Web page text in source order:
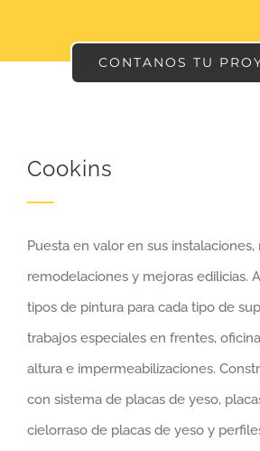
CONTANOS TU
Cookins
Puesta en valor en sus instalaciones,
remodelaciones y mejoras edilicias.
tipos de pintura para cada tipo de
trabajos especiales en frentes,
altura e impermeabilizaciones.
con sistema de placas de yeso,
cielorraso de placas de yeso y